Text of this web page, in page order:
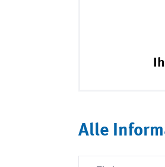
Alle